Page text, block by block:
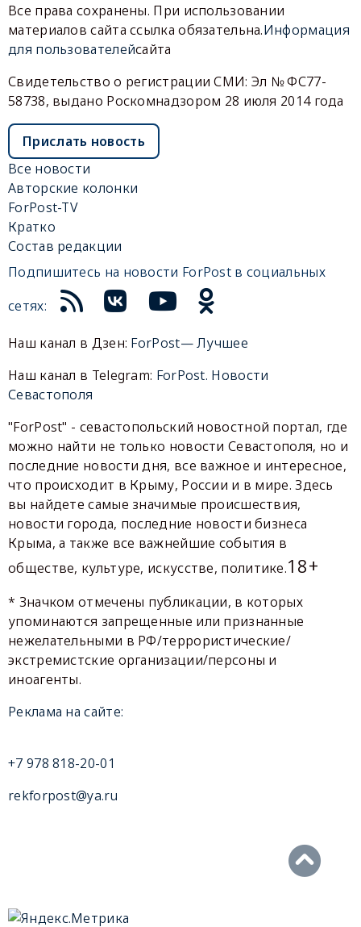
Все права сохранены. При использовании
материалов сайта ссылка обязательна.Информация
для пользователейсайта
Свидетельство о регистрации СМИ: Эл № ФС77-
58738, выдано Роскомнадзором 28 июля 2014 года
Прислать новость
Все новости
Авторские колонки
ForPost-TV
Кратко
Состав редакции
Подпишитесь на новости ForPost в социальных
сетях:
Наш канал в Дзен: ForPost— Лучшее
Наш канал в Telegram: ForPost. Новости
Севастополя
"ForPost" - севастопольский новостной портал, где
можно найти не только новости Севастополя, но и
последние новости дня, все важное и интересное,
что происходит в Крыму, России и в мире. Здесь
вы найдете самые значимые происшествия,
новости города, последние новости бизнеса
Крыма, а также все важнейшие события в
обществе, культуре, искусстве, политике.18+
* Значком отмечены публикации, в которых
упоминаются запрещенные или признанные
нежелательными в РФ/террористические/
экстремистские организации/персоны и
иноагенты.
Реклама на сайте:
+7 978 818-20-01
rekforpost@ya.ru